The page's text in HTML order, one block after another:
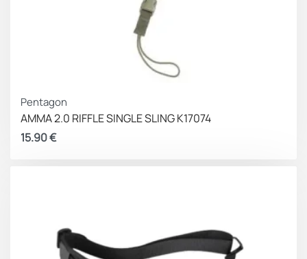
Pentagon
AMMA 2.0 RIFFLE SINGLE SLING K17074
15.90€